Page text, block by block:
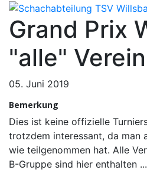
Grand Prix
"alle"
05. Juni 2019
Bemerkung
Dies ist keine offizielle
trotzdem interessant, da man
wie teilgenommen hat. Alle
B-Gruppe sind hier enthalten ...